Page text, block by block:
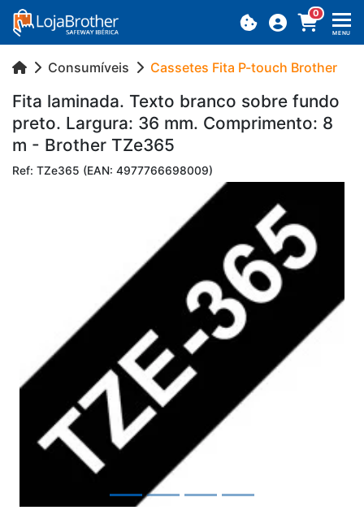
0
MENU
Consumíveis Cassetes Fita P-touch Brother
Fita la­mi­nada. Texto branco sobre fundo
preto. Lar­gura: 36 mm. Com­pri­mento: 8
m - Brother TZe365
Ref: TZe365 (EAN: 4977766698009)
Previous